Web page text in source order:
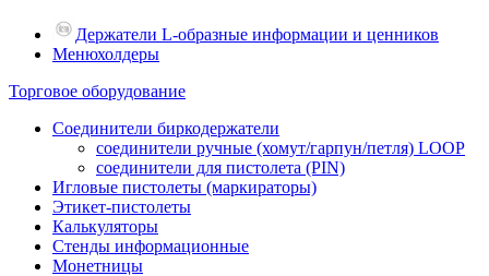
Держатели L-образные информации и ценников
Менюхолдеры
Торговое оборудование
Соединители биркодержатели
соединители ручные (хомут/гарпун/петля) LOOP
соединители для пистолета (PIN)
Игловые пистолеты (маркираторы)
Этикет-пистолеты
Калькуляторы
Стенды информационные
Монетницы